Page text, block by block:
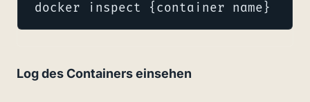
docker inspect {container name}
Log des Containers einsehen